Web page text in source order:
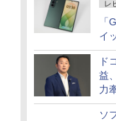
レ
「
イ
ド
益
力
ソ